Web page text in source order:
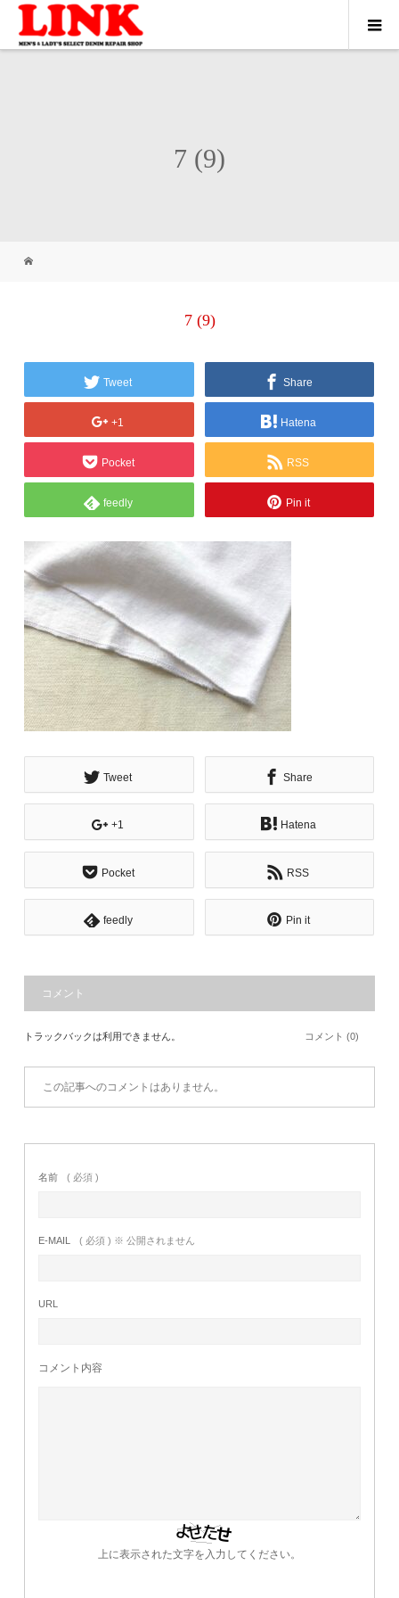
7 (9)
7 (9)
Tweet Share
+1 Hatena
Pocket RSS
feedly Pin it
Tweet Share
+1 Hatena
Pocket RSS
feedly Pin it
コメント
トラックバックは利用できません。 コメント (0)
この記事へのコメントはありません。
名前 ( 必須 )
E-MAIL ( 必須 ) ※ 公開されません
URL
コメント内容
上に表示された文字を入力してください。